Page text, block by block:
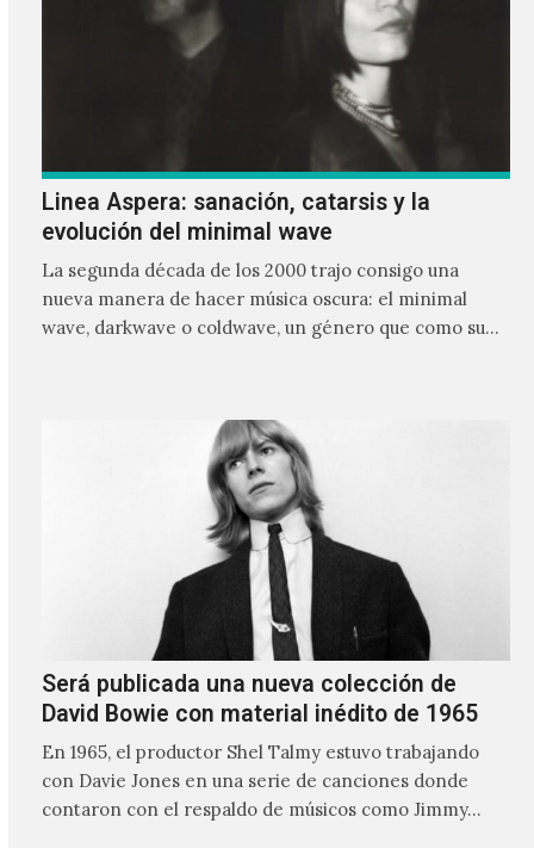
Linea Aspera: sanación, catarsis y la
evolución del minimal wave
La segunda década de los 2000 trajo consigo una
nueva manera de hacer música oscura: el minimal
wave, darkwave o coldwave, un género que como su
Será publicada una nueva colección de
David Bowie con material inédito de 1965
En 1965, el productor Shel Talmy estuvo trabajando
con Davie Jones en una serie de canciones donde
contaron con el respaldo de músicos como Jimmy…